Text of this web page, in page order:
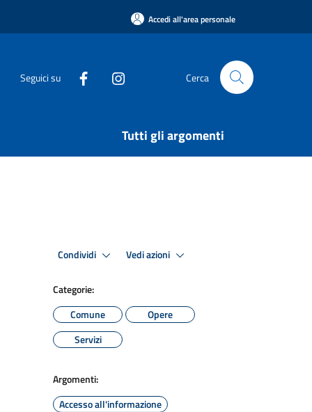
Accedi all'area personale
Seguici su Cerca
Tutti gli argomenti
Condividi Vedi azioni
Categorie:
Comune
Opere
Servizi
Argomenti:
Accesso all'informazione